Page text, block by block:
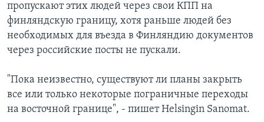
пропускают этих людей через свои КПП на
финляндскую границу, хотя раньше людей без
необходимых для въезда в Финляндию документов
через российские посты не пускали.
"Пока неизвестно, существуют ли планы закрыть
все или только некоторые пограничные переходы
на восточной границе", - пишет Helsingin Sanomat.